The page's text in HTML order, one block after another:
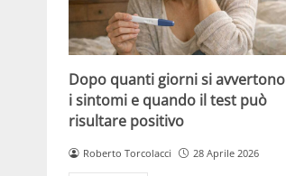
Dopo quanti giorni si avvertono
i sintomi e quando il test può
risultare positivo
Roberto Torcolacci 28 Aprile 2026